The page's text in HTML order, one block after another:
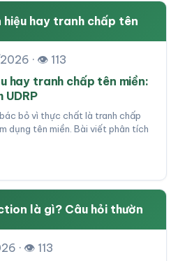
hiệu hay tranh chấp tên
· 👁 113
hay tranh chấp tên miền:
UDRP
bỏ vì thực chất là tranh chấp
dụng tên miền. Bài viết phân tích
là gì? Câu hỏi thườn
· 👁 113